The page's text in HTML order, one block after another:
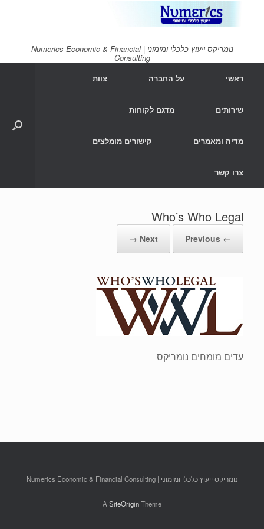
נומריקס ייעוץ כלכלי ומימוני | Numerics Economic & Financial
Consulting
ראשי
על החברה צוות
שירותים מדגם לקוחות
מדיה ומאמרים קישורים מומלצים
צרו קשר
Who’s Who Legal
← Previous
Next →
עדים מומחים נומריקס
נומריקס ייעוץ כלכלי ומימוני | Numerics Economic & Financial Consulting
A SiteOriginTheme